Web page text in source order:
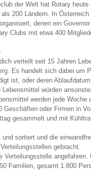
der Welt hat Rotary
200 Ländern. In
denen ein
Clubs mit etwa 400
verteilt seit 15 Jahren
Es handelt sich dabei um
ist, oder deren
würden
werden jede Woche
Geschäften oder Firmen in
gesammelt und mit
sortiert und die
gebracht.
Verteilungsstelle
Familien, gesamt 1.800